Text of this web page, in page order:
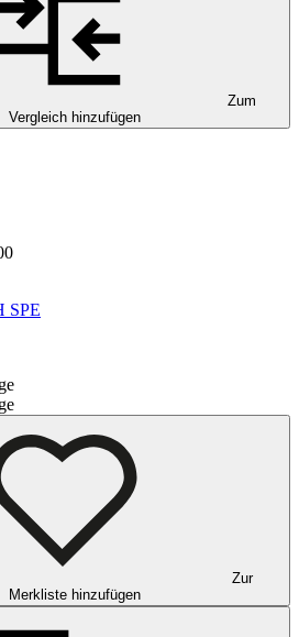
Zum
Vergleich hinzufügen
SPE
Zur
Merkliste hinzufügen